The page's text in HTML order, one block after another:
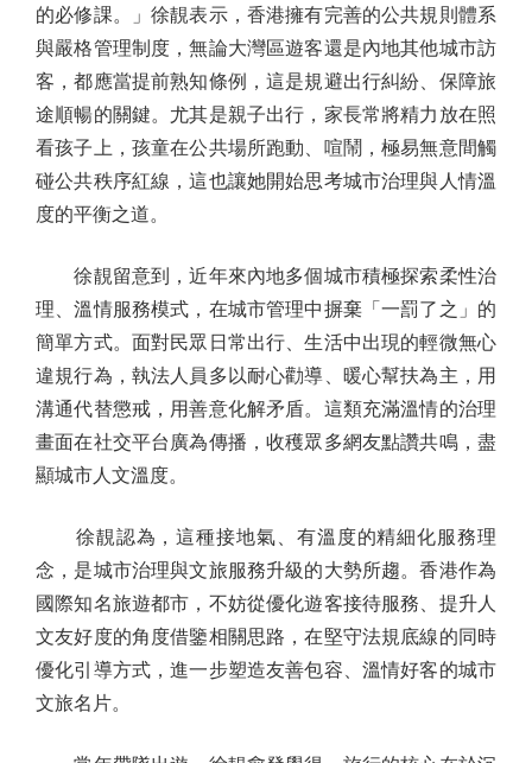
的必修課。」徐靚表示，香港擁有完善的公共規則體系
與嚴格管理制度，無論大灣區遊客還是內地其他城市訪
客，都應當提前熟知條例，這是規避出行糾紛、保障旅
途順暢的關鍵。尤其是親子出行，家長常將精力放在照
看孩子上，孩童在公共場所跑動、喧鬧，極易無意間觸
碰公共秩序紅線，這也讓她開始思考城市治理與人情溫
度的平衡之道。
徐靚留意到，近年來內地多個城市積極探索柔性治
理、溫情服務模式，在城市管理中摒棄「一罰了之」的
簡單方式。面對民眾日常出行、生活中出現的輕微無心
違規行為，執法人員多以耐心勸導、暖心幫扶為主，用
溝通代替懲戒，用善意化解矛盾。這類充滿溫情的治理
畫面在社交平台廣為傳播，收穫眾多網友點讚共鳴，盡
顯城市人文溫度。
徐靚認為，這種接地氣、有溫度的精細化服務理
念，是城市治理與文旅服務升級的大勢所趨。香港作為
國際知名旅遊都市，不妨從優化遊客接待服務、提升人
文友好度的角度借鑒相關思路，在堅守法規底線的同時
優化引導方式，進一步塑造友善包容、溫情好客的城市
文旅名片。